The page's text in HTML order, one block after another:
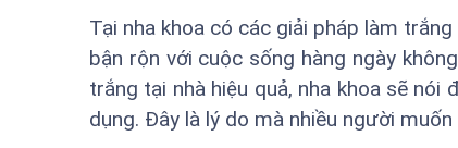
Tại nha khoa có các giải pháp làm
bận rộn với cuộc sống hàng ngày
trắng tại nhà hiệu quả, nha khoa sẽ
dụng. Đây là lý do mà nhiều người